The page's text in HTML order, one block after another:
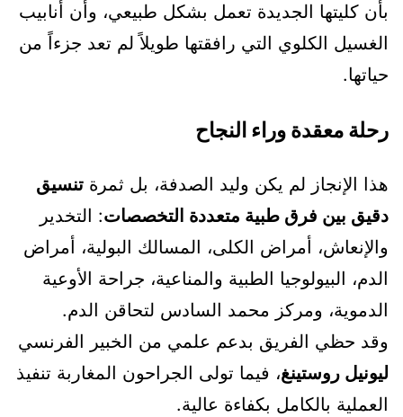
بأن كليتها الجديدة تعمل بشكل طبيعي، وأن أنابيب
الغسيل الكلوي التي رافقتها طويلاً لم تعد جزءاً من
حياتها.
رحلة معقدة وراء النجاح
هذا الإنجاز لم يكن وليد الصدفة، بل ثمرة تنسيق
دقيق بين فرق طبية متعددة التخصصات: التخدير
والإنعاش، أمراض الكلى، المسالك البولية، أمراض
الدم، البيولوجيا الطبية والمناعية، جراحة الأوعية
الدموية، ومركز محمد السادس لتحاقن الدم.
وقد حظي الفريق بدعم علمي من الخبير الفرنسي
ليونيل روستينغ، فيما تولى الجراحون المغاربة تنفيذ
العملية بالكامل بكفاءة عالية.